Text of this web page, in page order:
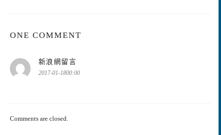
ONE COMMENT
新浪網留言
示:
2017-01-1800:00
Comments are closed.